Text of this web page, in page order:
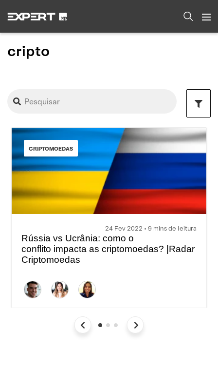
cripto
CRIPTOMOEDAS
24 Fev 2022 • 9 mins de leitura
Rússia vs Ucrânia: como o
conflito impacta as criptomoedas? |Radar
Criptomoedas